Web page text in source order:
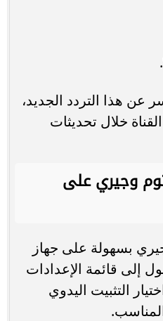
عن هذا التردد الجديد،
خلال تحديثات
وجيري على
بسهولة على جهاز
إلى قائمة الإعدادات
التثبيت اليدوي